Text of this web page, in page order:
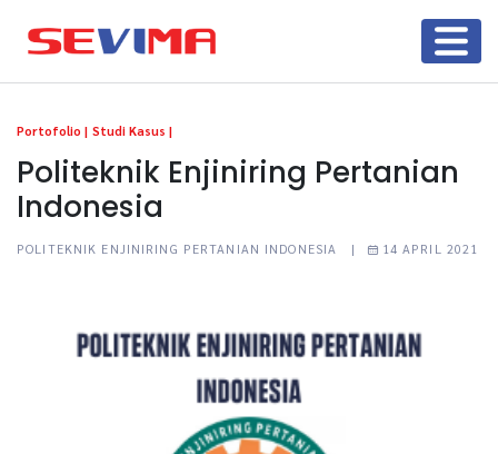
Portofolio | Studi Kasus |
Politeknik Enjiniring Pertanian
Indonesia
POLITEKNIK ENJINIRING PERTANIAN INDONESIA | 14 APRIL 2021